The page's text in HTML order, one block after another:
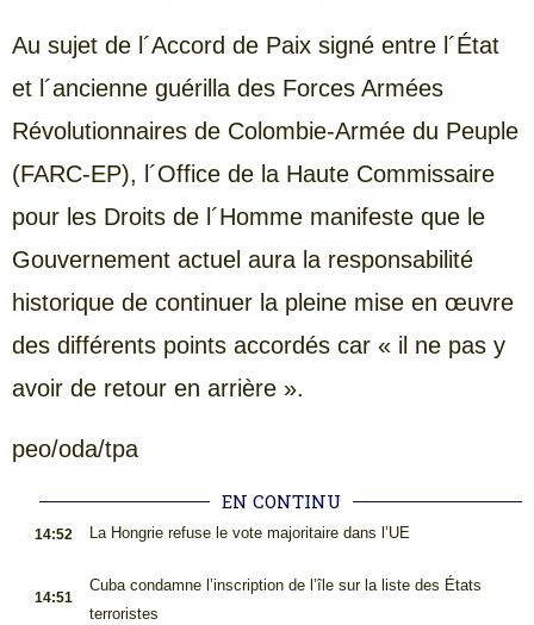
Au sujet de l´Accord de Paix signé entre l´État
et l´ancienne guérilla des Forces Armées
Révolutionnaires de Colombie-Armée du Peuple
(FARC-EP), l´Office de la Haute Commissaire
pour les Droits de l´Homme manifeste que le
Gouvernement actuel aura la responsabilité
historique de continuer la pleine mise en œuvre
des différents points accordés car « il ne pas y
avoir de retour en arrière ».
peo/oda/tpa
EN CONTINU
14:52 La Hongrie refuse le vote majoritaire dans l’UE
14:51
Cuba condamne l’inscription de l’île sur la liste des États
terroristes